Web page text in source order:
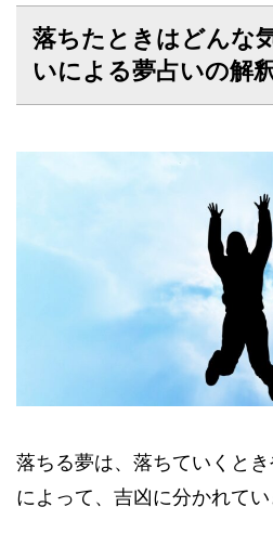
落ちたときはどんな
いによる夢占いの解
落ちる夢は、落ちていくと
によって、吉凶に分かれてい